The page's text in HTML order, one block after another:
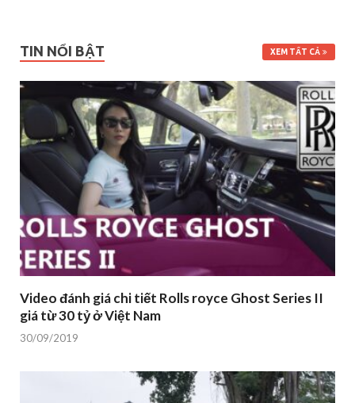
TIN NỔI BẬT XEM TẤT CẢ
Video đánh giá chi tiết Rolls royce Ghost Series II
giá từ 30 tỷ ở Việt Nam
30/09/2019